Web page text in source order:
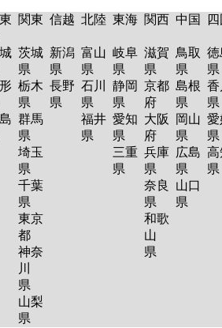
関東 信越 北陸 東海 関西 中国
茨城
県
栃木
県
群馬
県
埼玉
県
千葉
県
東京
都
神奈
川
県
山梨
県
新潟
県
長野
県
富山
県
石川
県
福井
県
岐阜
県
静岡
県
愛知
県
三重
県
滋賀
県
京都
府
大阪
府
兵庫
県
奈良
県
和歌
山
県
鳥取
県
島根
県
岡山
県
広島
県
山口
県
徳
香
愛
高